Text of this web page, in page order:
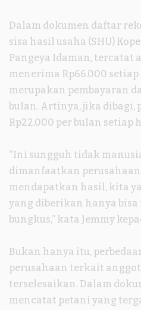
Dalam dokumen daftar
sisa hasil usaha (SHU)
Pangeya Idaman, tercatat
menerima Rp66.000
merupakan pembayaran
bulan. Artinya, jika dibagi,
Rp22.000 per bulan setiap
“Ini sungguh tidak
dimanfaatkan
mendapatkan hasil, kita
yang diberikan hanya bisa
bungkus,” kata Jemmy
Bukan hanya itu,
perusahaan terkait
terselesaikan. Dalam
mencatat petani yang